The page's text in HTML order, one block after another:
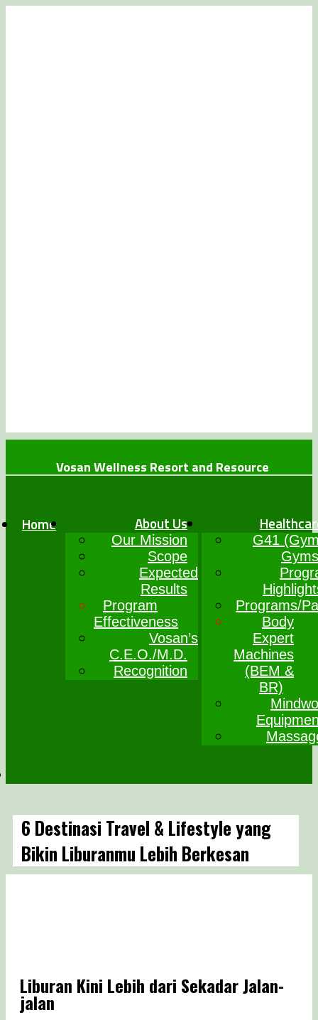
Vosan Wellness Resort and Resource
+234 (0)7064017777
Home About Us
Our Mission
Scope
Expected
Results
Program
Effectiveness
Vosan’s
C.E.O./M.D.
Recognition
G41
Programs/
Body
Expert
Machines
(BEM &
BR)
6 Destinasi Travel & Lifestyle yang
Bikin Liburanmu Lebih Berkesan
Liburan Kini Lebih dari Sekadar Jalan-
jalan